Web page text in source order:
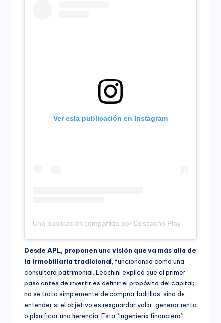
Ver esta publicación en Instagram
Una publicación compartida por Despacho Play – Productora (@despachoplay)
Desde APL, proponen una visión que va más allá de
la inmobiliaria tradicional, funcionando como una
consultora patrimonial. Lecchini explicó que el primer
paso antes de invertir es definir el propósito del capital;
no se trata simplemente de comprar ladrillos, sino de
entender si el objetivo es resguardar valor, generar renta
o planificar una herencia. Esta “ingeniería financiera”